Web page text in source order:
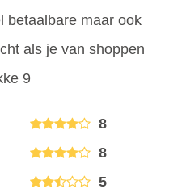
betaalbare maar ook
als je van shoppen
9
8
8
5